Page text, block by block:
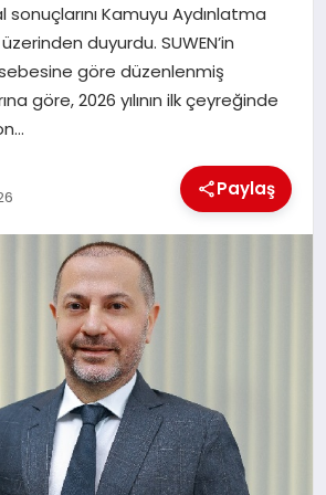
Kamuyu Aydınlatma
duyurdu. SUWEN’in
göre düzenlenmiş
göre, 2026 yılının ilk çeyreğinde
Paylaş